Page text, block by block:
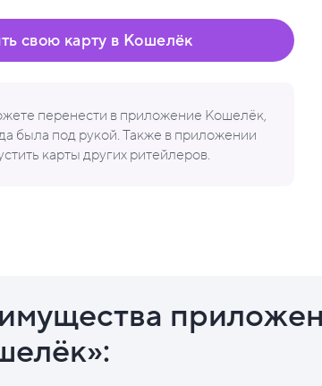
перенести в приложение Кошелёк,
была под рукой. Также в приложении
карты других ритейлеров.
свою карту в Кошелёк